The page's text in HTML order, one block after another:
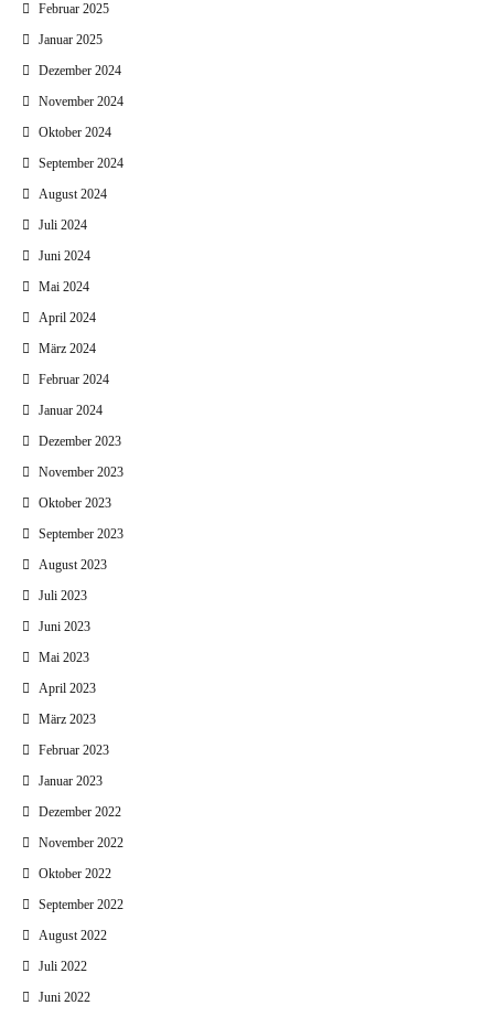
Februar 2025
Januar 2025
Dezember 2024
November 2024
Oktober 2024
September 2024
August 2024
Juli 2024
Juni 2024
Mai 2024
April 2024
März 2024
Februar 2024
Januar 2024
Dezember 2023
November 2023
Oktober 2023
September 2023
August 2023
Juli 2023
Juni 2023
Mai 2023
April 2023
März 2023
Februar 2023
Januar 2023
Dezember 2022
November 2022
Oktober 2022
September 2022
August 2022
Juli 2022
Juni 2022